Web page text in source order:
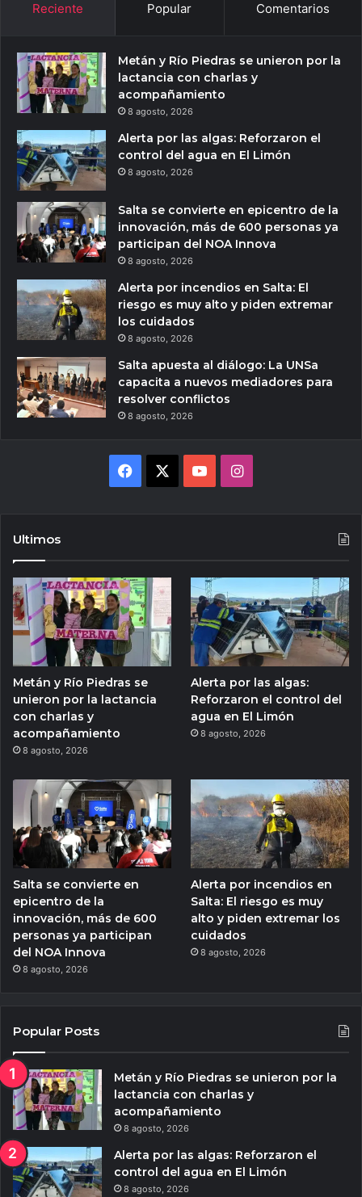
Reciente Popular Comentarios
Metán y Río Piedras se unieron por la
lactancia con charlas y
acompañamiento
8 agosto, 2026
Alerta por las algas: Reforzaron el
control del agua en El Limón
8 agosto, 2026
Salta se convierte en epicentro de la
innovación, más de 600 personas ya
participan del NOA Innova
8 agosto, 2026
Alerta por incendios en Salta: El
riesgo es muy alto y piden extremar
los cuidados
8 agosto, 2026
Salta apuesta al diálogo: La UNSa
capacita a nuevos mediadores para
resolver conflictos
8 agosto, 2026
Facebook YouTubeInstagram
Ultimos
Metán y Río Piedras se
unieron por la lactancia
con charlas y
acompañamiento
8 agosto, 2026
Alerta por las algas:
Reforzaron el control del
agua en El Limón
8 agosto, 2026
Salta se convierte en
epicentro de la
innovación, más de 600
personas ya participan
del NOA Innova
8 agosto, 2026
Alerta por incendios en
Salta: El riesgo es muy
alto y piden extremar los
cuidados
8 agosto, 2026
Popular Posts
Metán y Río Piedras se unieron por la
lactancia con charlas y
acompañamiento
8 agosto, 2026
Alerta por las algas: Reforzaron el
control del agua en El Limón
8 agosto, 2026